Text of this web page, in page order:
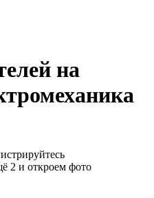
на
2 и откроем фото